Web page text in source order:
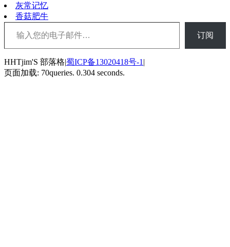
灰常记忆
香菇肥牛
输入您的电子邮件…
订阅
HHTjim'S 部落格|蜀ICP备13020418号-1 |
页面加载: 70queries. 0.304 seconds.